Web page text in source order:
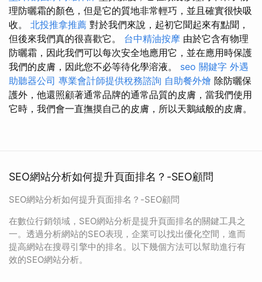
理防曬霜的顏色，但是它的質地非常輕巧，並且確實很快吸
收。 北投推拿推薦 對於我們來說，起初它聞起來有點聞，
但後來我們真的很喜歡它。 台中精油按摩 由於它含有物理
防曬霜，因此我們可以每次安全地應用它，並在應用時保護
我們的皮膚，因此您不必等待化學溶液。 seo 關鍵字 外遇
助聽器公司 專業會計師提供稅務諮詢 自助餐外燴 除防曬保
護外，他還照顧著通常品牌的通常品質的皮膚，當我們使用
它時，我們會一直撫摸自己的皮膚，所以天鵝絨般的皮膚。
SEO網站分析如何提升頁面排名？-SEO顧問
SEO網站分析如何提升頁面排名？-SEO顧問
在數位行銷領域，SEO網站分析是提升頁面排名的關鍵工具之
一。透過分析網站的SEO表現，企業可以找出優化空間，進而
提高網站在搜尋引擎中的排名。以下幾個方法可以幫助進行有
效的SEO網站分析。